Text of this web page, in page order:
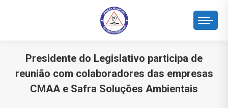
Presidente do Legislativo participa de
reunião com colaboradores das empresas
CMAA e Safra Soluções Ambientais